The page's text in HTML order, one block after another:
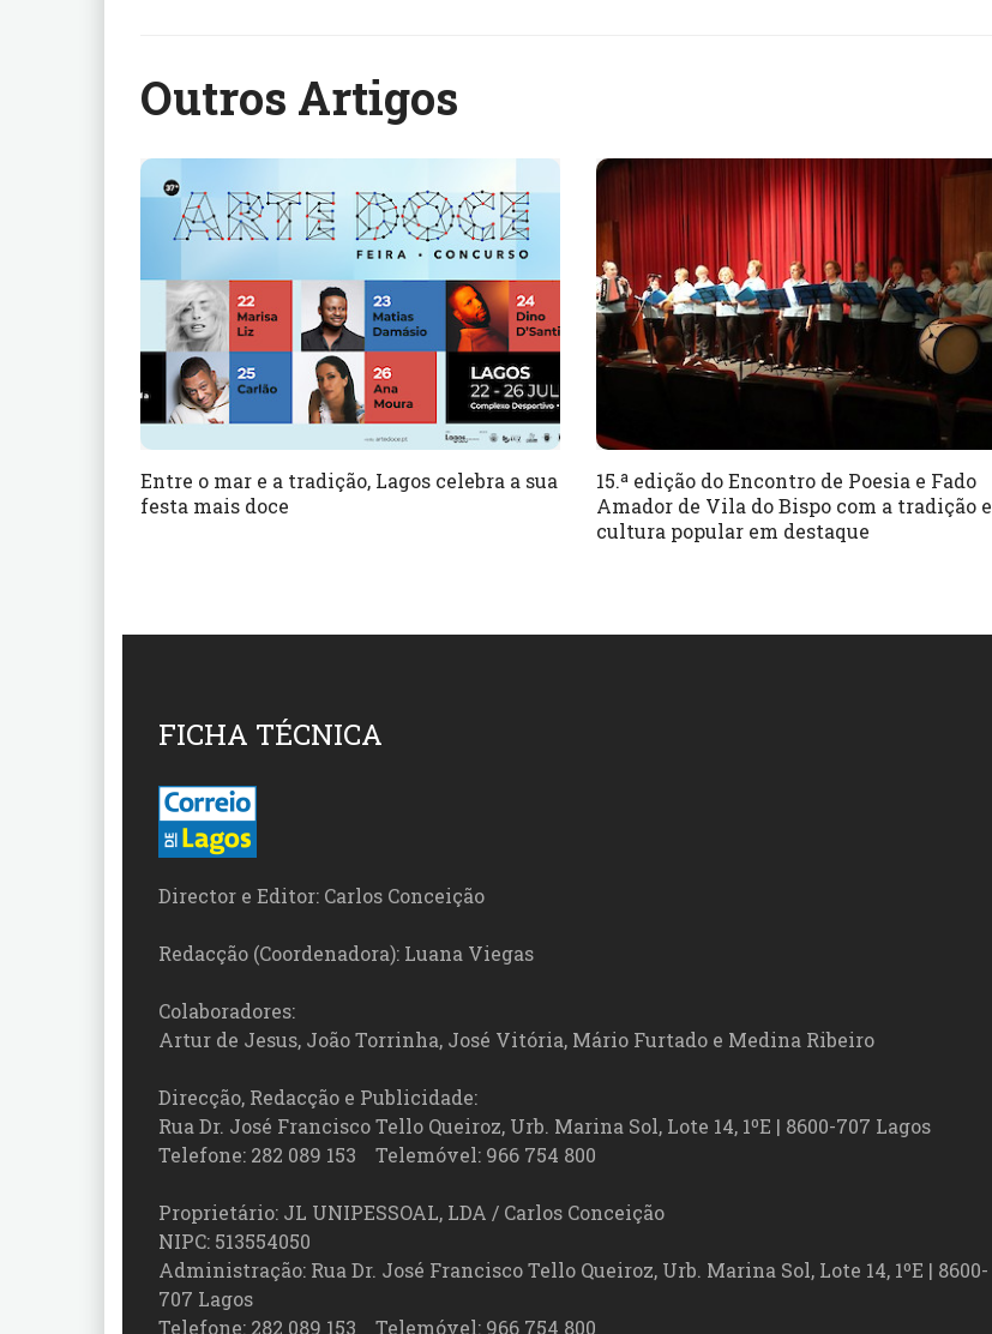
Outros Artigos
Entre o mar e a tradição, Lagos celebra a sua
festa mais doce
15.ª edição do Encontro de Poesia e Fado
Amador de Vila do Bispo com a tradição e
cultura popular em destaque
FICHA TÉCNICA
Director e Editor: Carlos Conceição
Redacção (Coordenadora): Luana Viegas
Colaboradores:
Artur de Jesus, João Torrinha, José Vitória, Mário Furtado e Medina Ribeiro
Direcção, Redacção e Publicidade:
Rua Dr. José Francisco Tello Queiroz, Urb. Marina Sol, Lote 14, 1ºE | 8600-707 Lagos
Telefone: 282 089 153 Telemóvel: 966 754 800
Proprietário: JL UNIPESSOAL, LDA / Carlos Conceição
NIPC: 513554050
Administração: Rua Dr. José Francisco Tello Queiroz, Urb. Marina Sol, Lote 14, 1ºE | 8600-
707 Lagos
Telefone: 282 089 153 Telemóvel: 966 754 800